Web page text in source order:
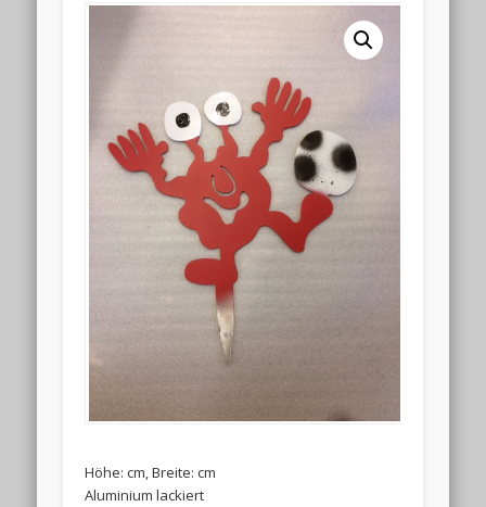
Höhe: cm, Breite: cm
Aluminium lackiert